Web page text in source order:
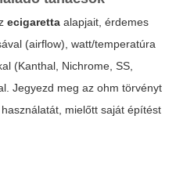
ecigaretta alapjait, érdemes
(airflow), watt/temperatúra
(Kanthal, Nichrome, SS,
Jegyezd meg az ohm törvényt
mielőtt saját építést